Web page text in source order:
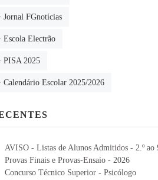
Jornal FGnotícias
Escola Electrão
PISA 2025
Calendário Escolar 2025/2026
AVISO - Listas de Alunos Admitidos - 2.º ao
Provas Finais e Provas-Ensaio - 2026
Concurso Técnico Superior - Psicólogo